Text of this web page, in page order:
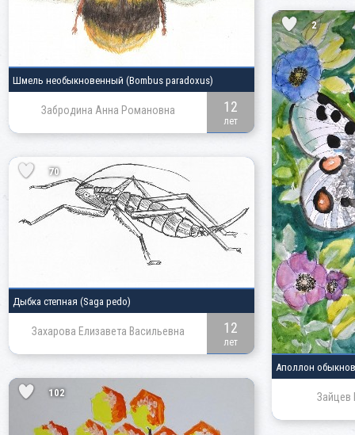
Шмель необыкновенный (Bombus paradoxus)
Забродина Анна Романовна 12
лет
2
Аполлон
Зайцев
70
Дыбка степная (Saga pedo)
Захарова Елизавета Васильевна 12
лет
102